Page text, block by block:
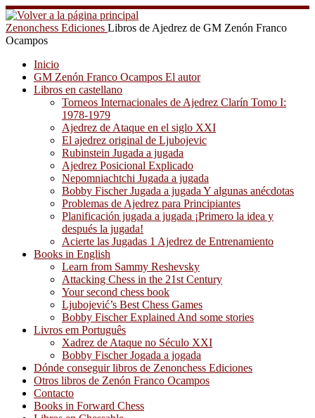
Saltar
al
contenido
Zenonchess Ediciones Libros de Ajedrez de GM Zenón Franco
Ocampos
Inicio
GM Zenón Franco Ocampos El autor
Libros en castellano
Torneos Internacionales de Ajedrez Clarín Tomo I:
1978-1979
Ajedrez de Ataque en el siglo XXI
El ajedrez original de Ljubojevic
Rubinstein Jugada a jugada
Ajedrez Posicional Explicado
Nepomniachtchi Jugada a jugada
Bobby Fischer Jugada a jugada Y algunas anécdotas
Problemas de Ajedrez para Principiantes
Planificación jugada a jugada ¡Primero la idea y
después la jugada!
Acierte las Jugadas 1 Ajedrez de Entrenamiento
Books in English
Learn from Sammy Reshevsky
Attacking Chess in the 21st Century
Your second chess book
Ljubojević’s Best Chess Games
Bobby Fischer Explained And some stories
Livros em Português
Xadrez de Ataque no Século XXI
Bobby Fischer Jogada a jogada
Dónde conseguir libros de Zenonchess Ediciones
Otros libros de Zenón Franco Ocampos
Contacto
Books in Forward Chess